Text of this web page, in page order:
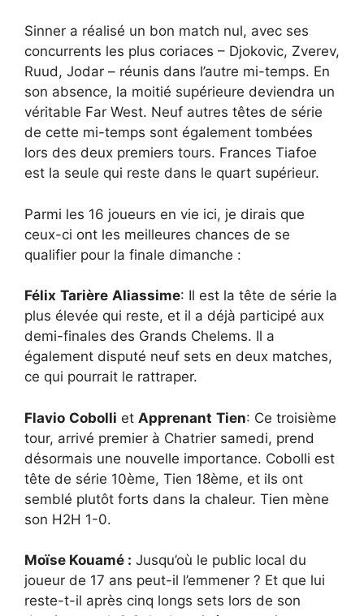
Sinner a réalisé un bon match nul, avec ses
concurrents les plus coriaces – Djokovic, Zverev,
Ruud, Jodar – réunis dans l’autre mi-temps. En
son absence, la moitié supérieure deviendra un
véritable Far West. Neuf autres têtes de série
de cette mi-temps sont également tombées
lors des deux premiers tours. Frances Tiafoe
est la seule qui reste dans le quart supérieur.
Parmi les 16 joueurs en vie ici, je dirais que
ceux-ci ont les meilleures chances de se
qualifier pour la finale dimanche :
Félix Tarière Aliassime: Il est la tête de série la
plus élevée qui reste, et il a déjà participé aux
demi-finales des Grands Chelems. Il a
également disputé neuf sets en deux matches,
ce qui pourrait le rattraper.
Flavio Cobolli et Apprenant Tien: Ce troisième
tour, arrivé premier à Chatrier samedi, prend
désormais une nouvelle importance. Cobolli est
tête de série 10ème, Tien 18ème, et ils ont
semblé plutôt forts dans la chaleur. Tien mène
son H2H 1-0.
Moïse Kouamé : Jusqu’où le public local du
joueur de 17 ans peut-il l’emmener ? Et que lui
reste-t-il après cinq longs sets lors de son